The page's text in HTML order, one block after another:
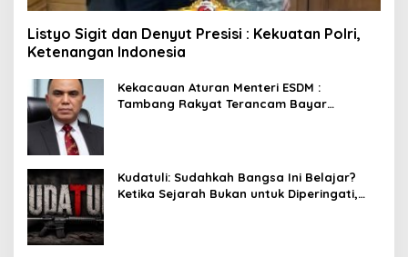
Listyo Sigit dan Denyut Presisi : Kekuatan Polri,
Ketenangan Indonesia
Kekacauan Aturan Menteri ESDM :
Tambang Rakyat Terancam Bayar
Kudatuli: Sudahkah Bangsa Ini Belajar?
Ketika Sejarah Bukan untuk Diperingati,